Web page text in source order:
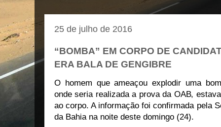
25 de julho de 2016
“BOMBA” EM CORPO DE
ERA BALA DE GENGIBRE
O homem queameaçou explodir uma
onde seria realizada a prova da OAB,
ao corpo. A informação foi confirmada pela
da Bahia na noite deste domingo (24).